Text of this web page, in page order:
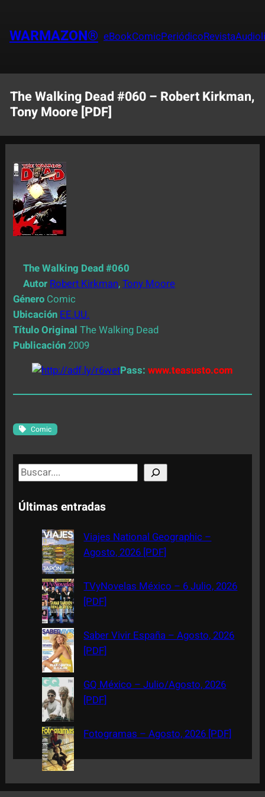
contenido
WARMAZON® eBookComicPeriódicoRevista
The Walking Dead #060 – Robert Kirkman,
Tony Moore [PDF]
The Walking Dead #060
Autor Robert Kirkman,Tony Moore
Género Comic
Ubicación EE.UU.
Título OriginalThe Walking Dead
Publicación 2009
Pass: www.teasusto.com
Comic
S
e
a
Últimas entradas
Viajes National Geographic –
Agosto, 2026 [PDF]
TVyNovelas México – 6 Julio, 2026
[PDF]
Saber Vivir España – Agosto, 2026
[PDF]
GQ México – Julio/Agosto, 2026
[PDF]
Fotogramas – Agosto, 2026 [PDF]